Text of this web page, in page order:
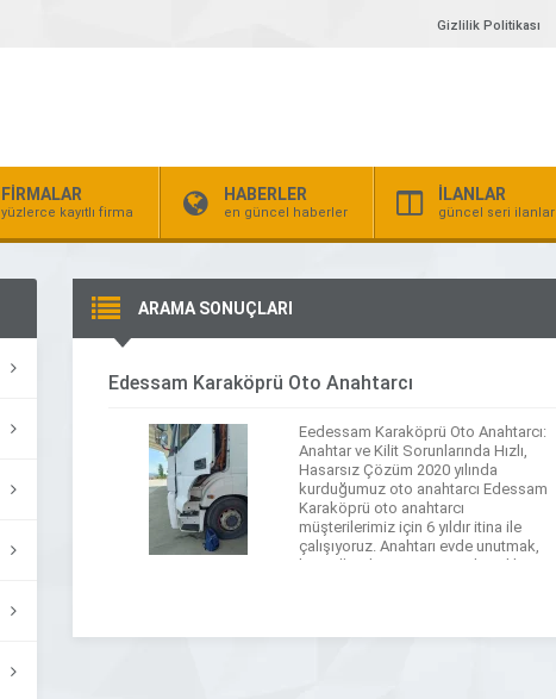
Gizlilik Politikası
FİRMALAR
yüzlerce kayıtlı firma
HABERLER
en güncel haberler
İLANLAR
güncel seri ilanlar
ARAMA SONUÇLARI
Edessam Karaköprü Oto Anahtarcı
Eedessam Karaköprü Oto Anahtarcı:
Anahtar ve Kilit Sorunlarında Hızlı,
Hasarsız Çözüm 2020 yılında
kurduğumuz oto anahtarcı Edessam
Karaköprü oto anahtarcı
müşterilerimiz için 6 yıldır itina ile
çalışıyoruz. Anahtarı evde unutmak,
kontağın dönmemesi ya da çelik
mekanizmaya zarar vermeyen bir